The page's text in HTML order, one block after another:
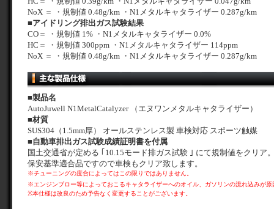
NoX ＝ ・規制値 0.48g/km ・N1メタルキャタライザー 0.287g/km
■アイドリング排出ガス試験結果
CO＝ ・規制値 1% ・N1メタルキャタライザー 0.0%
HC＝ ・規制値 300ppm ・N1メタルキャタライザー 114ppm
NoX ＝ ・規制値 0.48g/km ・N1メタルキャタライザー 0.287g/km
■製品名
AutoJuwell N1MetalCatalyzer （エヌワンメタルキャタライザー）
■材質
SUS304（1.5mm厚） オールステンレス製 車検対応 スポーツ触媒
■自動車排出ガス試験成績証明書を付属
国土交通省が定める ｢10.15モード排ガス試験 ｣ にて規制値をクリア
保安基準適合品ですので車検もクリア致します。
※チューニングの度合によってはこの限りではありません。
※エンジンブロー等によっておこるキャタライザーへのオイル、ガソリンの流れ込みが
※本仕様は改良のため予告なく変更することがございます。